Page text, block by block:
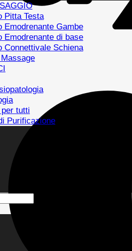
Pitta Testa
Emodrenante Gambe
Emodrenante di base
Connettivale Schiena
tutti
Purificazione